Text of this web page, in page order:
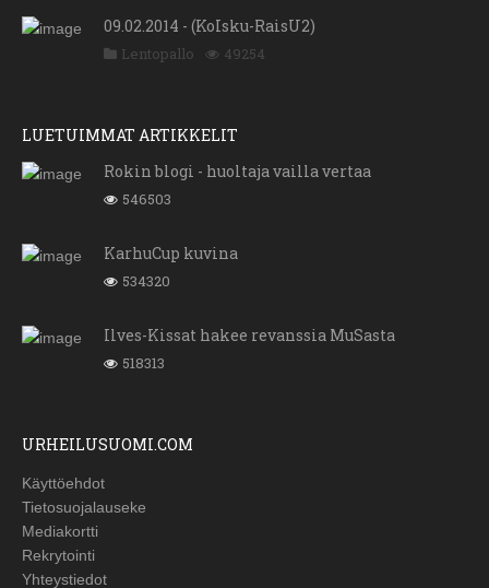
09.02.2014 - (KoIsku-RaisU2)
Lentopallo 49254
LUETUIMMAT ARTIKKELIT
Rokin blogi - huoltaja vailla vertaa
546503
KarhuCup kuvina
534320
Ilves-Kissat hakee revanssia MuSasta
518313
URHEILUSUOMI.COM
Käyttöehdot
Tietosuojalauseke
Mediakortti
Rekrytointi
Yhteystiedot